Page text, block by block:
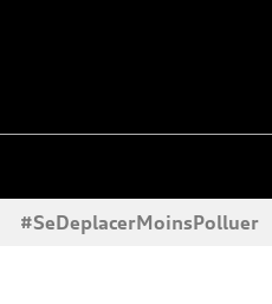
#SeDeplacerMoinsPolluer